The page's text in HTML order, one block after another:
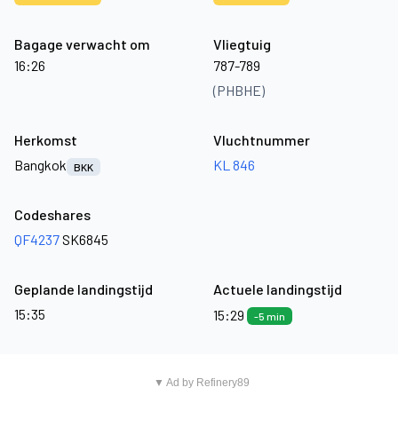
Bagage verwacht om
16:26
Vliegtuig
787-789
(PHBHE)
Herkomst
Bangkok
BKK
Vluchtnummer
KL 846
Codeshares
QF4237SK6845
Geplande landingstijd
15:35
Actuele landingstijd
15:29
-5 min
▼ Ad by Refinery89